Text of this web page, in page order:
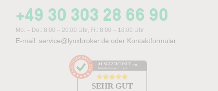
+49 30 303 28 66 90
Mo. – Do.: 8:00 – 20:00 Uhr, Fr.: 8:00 – 18:00 Uhr
E-mail: service@lynxbroker.de oder Kontaktformular
AUSGEZEICHNET .org
Kundenbewertungen
SEHR GUT